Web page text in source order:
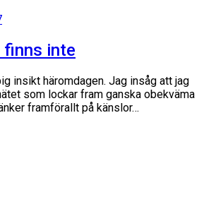
finns inte
insikt häromdagen. Jag insåg att jag
som lockar fram ganska obekväma
framförallt på känslor…